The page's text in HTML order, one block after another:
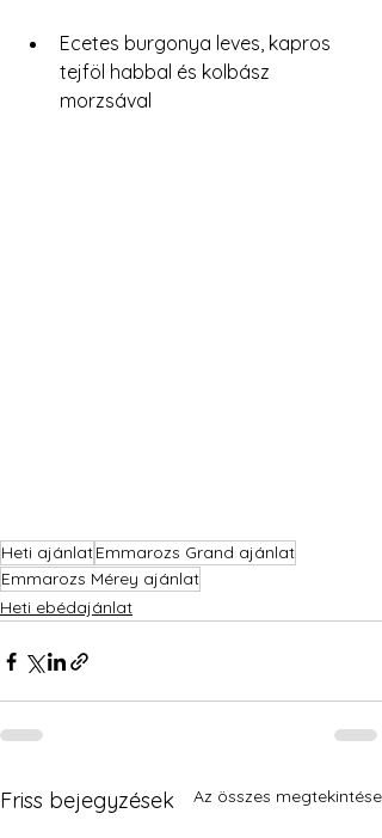
Ecetes burgonya leves, kapros
tejföl habbal és kolbász
morzsával
Heti ajánlatEmmarozs Grand ajánlat
Emmarozs Mérey ajánlat
Heti ebédajánlat
Friss bejegyzések Az összes megtekintése